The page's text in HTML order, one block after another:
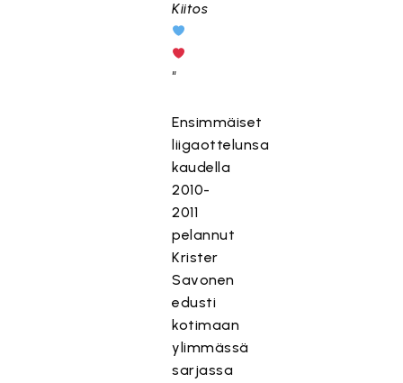
Kiitos
"
Ensimmäiset
liigaottelunsa
kaudella
2010-
2011
pelannut
Krister
Savonen
edusti
kotimaan
ylimmässä
sarjassa